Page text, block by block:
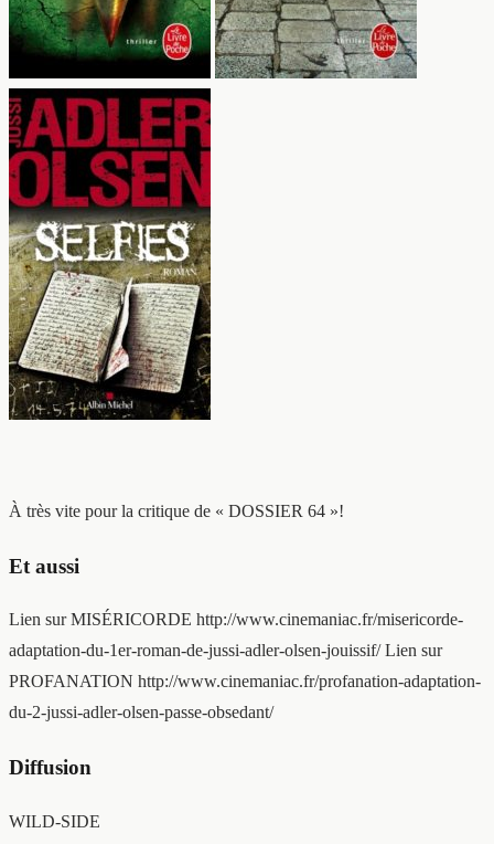
À très vite pour la critique de « DOSSIER 64 »!
Et aussi
Lien sur MISÉRICORDE http://www.cinemaniac.fr/misericorde-
adaptation-du-1er-roman-de-jussi-adler-olsen-jouissif/ Lien sur
PROFANATION http://www.cinemaniac.fr/profanation-adaptation-
du-2-jussi-adler-olsen-passe-obsedant/
Diffusion
WILD-SIDE